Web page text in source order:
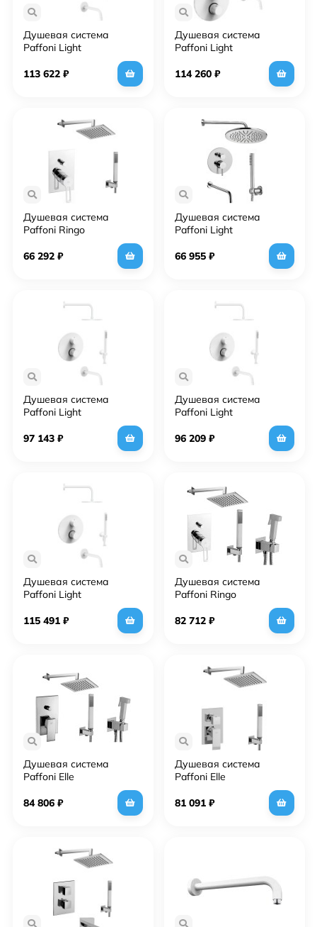
Душевая система
Paffoni Light
KITLIQ019BO045KING с
термостатом Белая
113 622 ₽
Душевая система
Paffoni Light
термостатом и
гигиеническим душем
114 260 ₽
Душевая система
Paffoni Ringo
KITRIN015CR/MKING
Хром
66 292 ₽
Душевая система
Paffoni Light
KITLIG019CR046 Хром
66 955 ₽
Душевая система
Paffoni Light
термостатом Белая
97 143 ₽
Душевая система
Paffoni Light
термостатом Белая
96 209 ₽
Душевая система
Paffoni Light
KITLIQ019BO139KING с
термостатом Белая
115 491 ₽
Душевая система
Paffoni Ringo
KITZRIN015CR/MKING с
гигиеническим душем
82 712 ₽
Душевая система
Paffoni Elle
KITZEL015CR/MKING с
гигиеническим душем
84 806 ₽
Душевая система
Paffoni Elle
KITEL018CR/MKING Хром
81 091 ₽